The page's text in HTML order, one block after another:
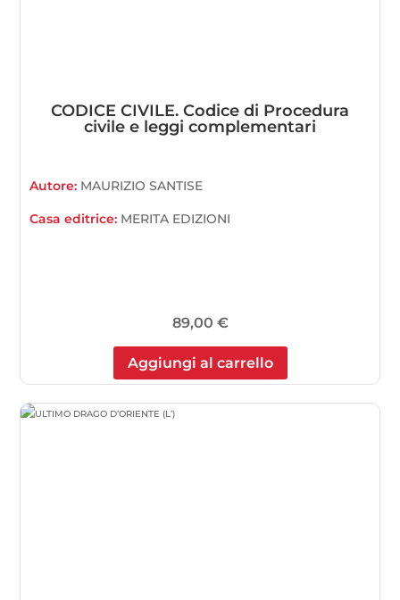
CODICE CIVILE. Codice di Procedura
civile e leggi complementari
Autore: MAURIZIO SANTISE
Casa editrice: MERITA EDIZIONI
89,00 €
Aggiungi al carrello